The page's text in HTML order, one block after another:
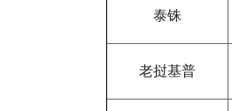
泰铢
老挝基普